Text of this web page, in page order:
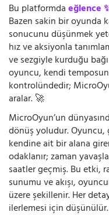
Bu platformdaeğlence
Bazen sakin bir oyunda
sonucunu düşünmek
hız ve aksiyonla
ve sezgiyle kurduğu
oyuncu, kendi
kontrolündedir;
aralar. 🚀
MicroOyun’un
dönüş yoludur. Oyuncu,
kendine ait bir alana
odaklanır; zaman
saatler geçmiş. Bu etki,
sunumu ve akışı,
üzere şekillenir. Her
ilerlemesi için